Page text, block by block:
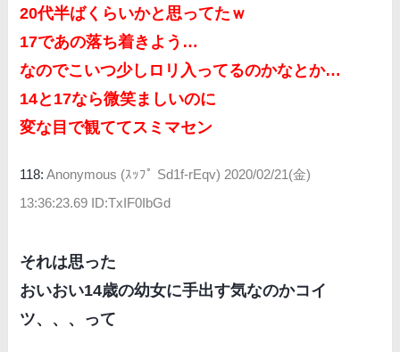
20代半ばくらいかと思ってたｗ
17であの落ち着きよう…
なのでこいつ少しロリ入ってるのかなとか…
14と17なら微笑ましいのに
変な目で観ててスミマセン
118:Anonymous (ｽｯﾌﾟ Sd1f-rEqv) 2020/02/21(金)
13:36:23.69 ID:TxIF0IbGd
それは思った
おいおい14歳の幼女に手出す気なのかコイ
ツ、、、って